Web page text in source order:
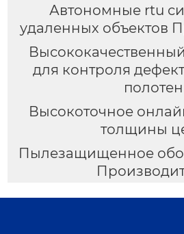
Автономные rtu
удаленных объектов
для контроля
полотен
Высокоточное
толщины
Пылезащищенное